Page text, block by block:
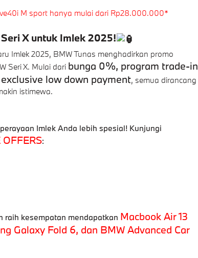
M sport hanya mulai dari Rp28.000.000*
X untuk Imlek 2025!
Imlek 2025, BMW Tunas menghadirkan promo
Seri X. Mulai dari bunga 0%, program trade-in
low down payment, semua dirancang
istimewa.
Imlek Anda lebih spesial! Kunjungi
:
raih kesempatan mendapatkan Macbook Air 13
Galaxy Fold 6, dan BMW Advanced Car